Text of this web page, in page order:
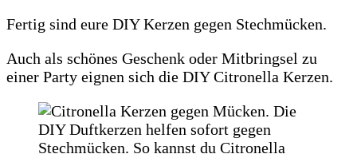
Fertig sind eure DIY Kerzen gegen Stechmücken.
Auch als schönes Geschenk oder Mitbringsel zu
einer Party eignen sich die DIY Citronella Kerzen.